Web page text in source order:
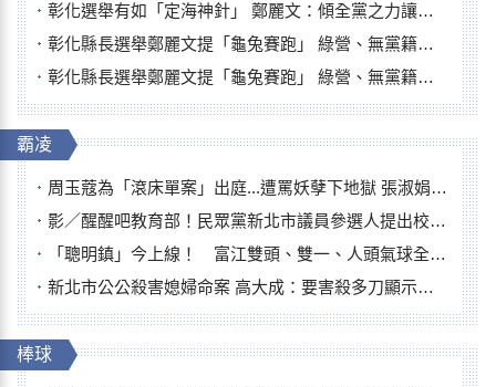
彰化選舉有如「定海神針」 鄭麗文：傾全黨之力讓彰化贏
彰化縣長選舉鄭麗文提「龜兔賽跑」 綠營、無黨籍忙否認是烏龜
彰化縣長選舉鄭麗文提「龜兔賽跑」 綠營、無黨籍忙否認是烏龜
霸凌
周玉蔻為「滾床單案」出庭...遭罵妖孽下地獄 張淑娟批：舌頭殺人有罪
影／醒醒吧教育部！民眾黨新北市議員參選人提出校園反毒防線升級政見
「聰明鎮」今上線！ 富江雙頭、雙一、人頭氣球全登場
新北市公公殺害媳婦命案 高大成：要害殺多刀顯示怨恨深
棒球